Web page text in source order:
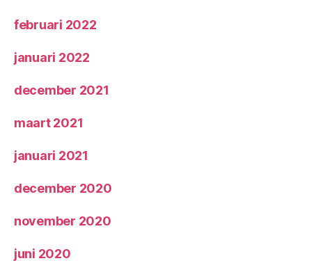
februari 2022
januari 2022
december 2021
maart 2021
januari 2021
december 2020
november 2020
juni 2020